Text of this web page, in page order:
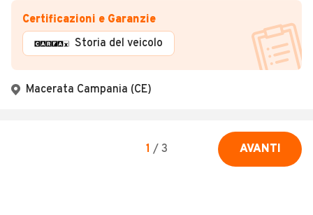
Certificazioni e Garanzie
Storia del veicolo
Macerata Campania (CE)
1 / 3 AVANTI